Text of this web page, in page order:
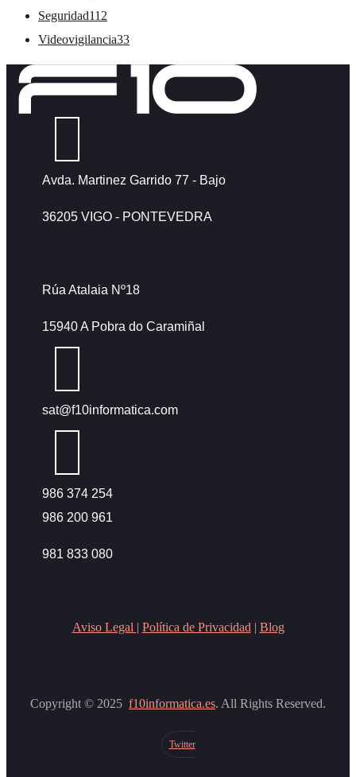
Seguridad112
Videovigilancia33
Avda. Martinez Garrido 77 - Bajo
36205 VIGO - PONTEVEDRA
Rúa Atalaia Nº18
15940 A Pobra do Caramiñal
sat@f10informatica.com
986 374 254
986 200 961
981 833 080
Aviso Legal | Política de Privacidad| Blog
Copyright © 2025 f10informatica.es. All Rights Reserved.
Twitter